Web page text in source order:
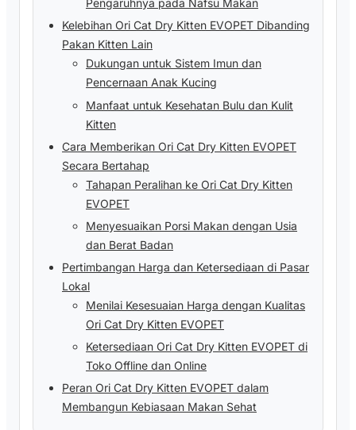
Pengaruhnya pada Nafsu Makan
Kelebihan Ori Cat Dry Kitten EVOPET Dibanding
Pakan Kitten Lain
Dukungan untuk Sistem Imun dan
Pencernaan Anak Kucing
Manfaat untuk Kesehatan Bulu dan Kulit
Kitten
Cara Memberikan Ori Cat Dry Kitten EVOPET
Secara Bertahap
Tahapan Peralihan ke Ori Cat Dry Kitten
EVOPET
Menyesuaikan Porsi Makan dengan Usia
dan Berat Badan
Pertimbangan Harga dan Ketersediaan di Pasar
Lokal
Menilai Kesesuaian Harga dengan Kualitas
Ori Cat Dry Kitten EVOPET
Ketersediaan Ori Cat Dry Kitten EVOPET di
Toko Offline dan Online
Peran Ori Cat Dry Kitten EVOPET dalam
Membangun Kebiasaan Makan Sehat